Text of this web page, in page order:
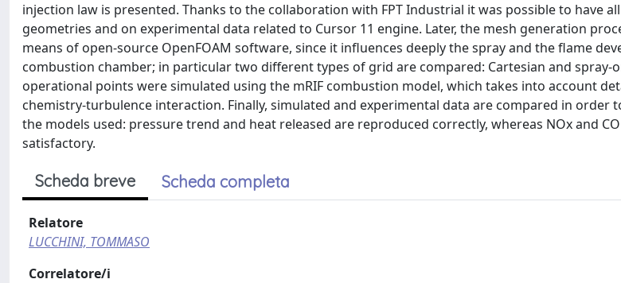
injection law is presented. Thanks to the collaboration with FPT Industrial it was possible to have
geometries and on experimental data related to Cursor 11 engine. Later, the mesh generation
means of open-source OpenFOAM software, since it influences deeply the spray and the flame
combustion chamber; in particular two different types of grid are compared: Cartesian and spray-
operational points were simulated using the mRIF combustion model, which takes into account
chemistry-turbulence interaction. Finally, simulated and experimental data are compared in order
the models used: pressure trend and heat released are reproduced correctly, whereas NOx and
satisfactory.
Scheda breve Scheda completa
Relatore
LUCCHINI, TOMMASO
Correlatore/i